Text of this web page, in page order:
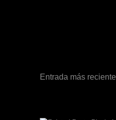
Entrada más reciente